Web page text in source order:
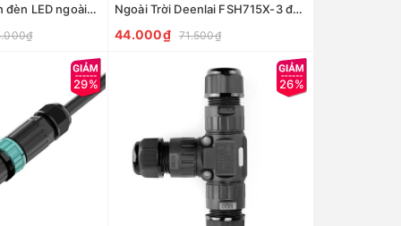
đèn LED ngoài
25A, IP68 -
Ngoài Trời Deenlai FSH715X-3 đầu
siết cáp M18 lõi 3pin Chống nước,
44.000₫ 71.500₫
29% 26%